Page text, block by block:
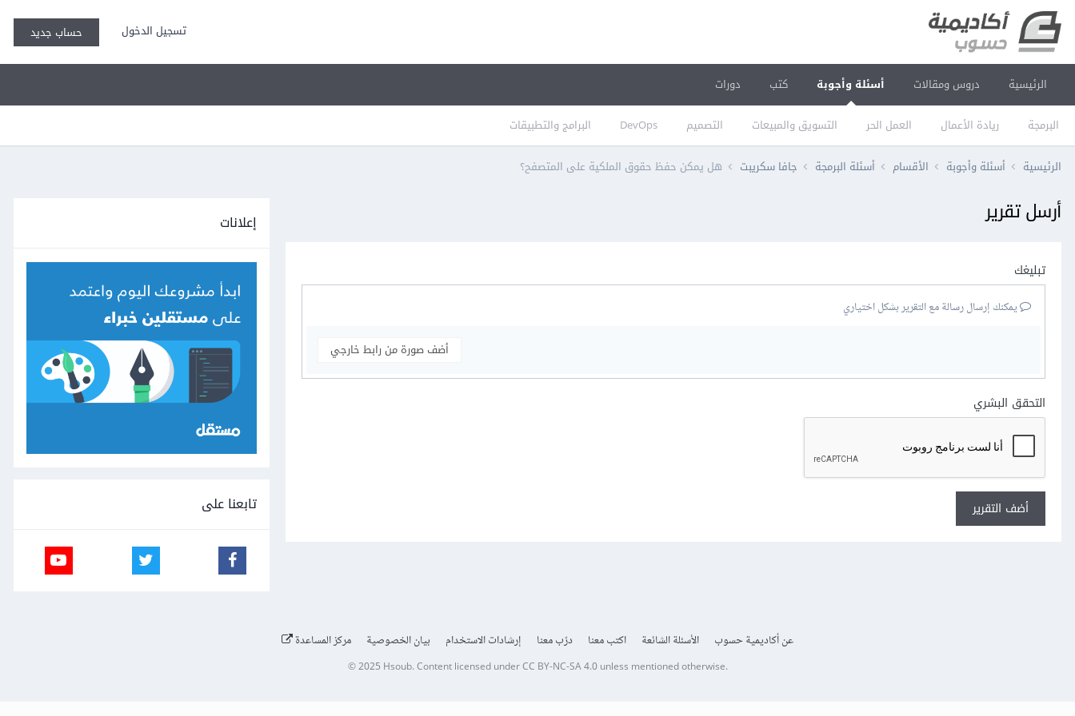
تسجيل الدخول حساب جديد
الرئيسية دروس ومقالات أسئلة وأجوبة
البرمجة ريادة الأعمال العمل الحر التسويق والمبيعات التصميم DevOps البرامج والتطبيقات
كتب دورات
الرئيسية أسئلة وأجوبة الأقسام أسئلة البرمجة جافا سكريبت هل يمكن حفظ حقوق الملكية على المتصفح؟
أرسل تقرير
تبليغك
يمكنك إرسال رسالة مع التقرير بشكل اختياري
أضف صورة من رابط خارجي
التحقق البشري
أضف التقرير
إعلانات
تابعنا على
عن أكاديمية حسوب الأسئلة الشائعة اكتب معنا درّب معنا إرشادات الاستخدام بيان الخصوصية مركز المساعدة
© 2025 Hsoub.Content licensed underCC BY-NC-SA 4.0unless mentioned otherwise.